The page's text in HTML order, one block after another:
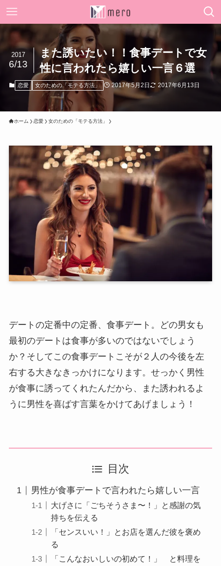
また誘いたい！！食事デートで女
性に言われたら嬉しい一言６選
2017
6/13
恋愛 女のための「モテる方法」 2017年5月2日 2017年6月13日
ホーム 恋愛 女のための「モテる方法」
デートの定番中の定番、食事デート。どの男女も
最初のデートは食事が多いのではないでしょう
か？そしてこの食事デートこそが２人の今後を左
右する大きなきっかけになります。せっかく男性
が食事に誘ってくれたんだから、また誘われるよ
うに男性を喜ばす言葉をかけてあげましょう！
目次
男性が食事デートで言われたら嬉しい一言
大げさに「ごちそうさま〜！」と感謝の気
持ちを伝える
「センスいい！」とお店を選んだ彼を褒め
る
「こんなおいしいの初めて！」 と料理を